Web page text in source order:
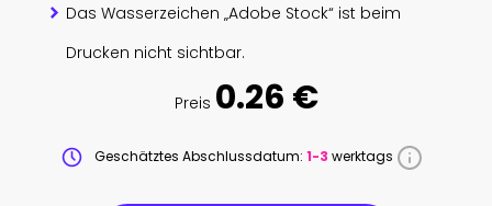
Das Wasserzeichen „Adobe Stock“ ist beim
Drucken nicht sichtbar.
Preis 0.26 €
Geschätztes Abschlussdatum: 1-3 werktags